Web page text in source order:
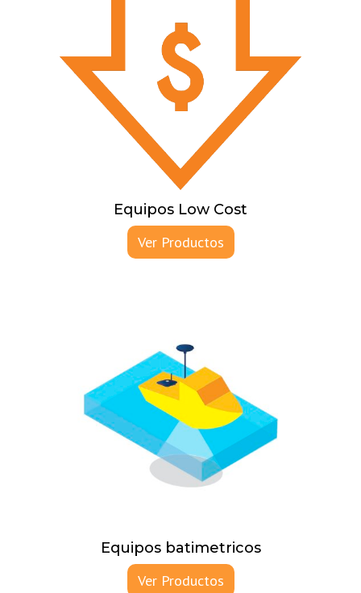
Equipos Low Cost
Ver Productos
Equipos batimetricos
Ver Productos